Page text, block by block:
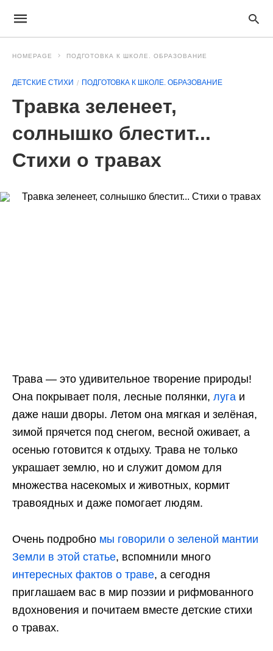
HOMEPAGE ПОДГОТОВКА К ШКОЛЕ. ОБРАЗОВАНИЕ
ДЕТСКИЕ СТИХИ ПОДГОТОВКА К ШКОЛЕ. ОБРАЗОВАНИЕ
Травка зеленеет,
солнышко блестит...
Стихи о травах
Трава — это удивительное творение природы!
Она покрывает поля, лесные полянки, луга и
даже наши дворы. Летом она мягкая и зелёная,
зимой прячется под снегом, весной оживает, а
осенью готовится к отдыху. Трава не только
украшает землю, но и служит домом для
множества насекомых и животных, кормит
травоядных и даже помогает людям.
Очень подробно мы говорили о зеленой мантии
Земли в этой статье, вспомнили много
интересных фактов о траве, а сегодня
приглашаем вас в мир поэзии и рифмованного
вдохновения и почитаем вместе детские стихи
о травах.